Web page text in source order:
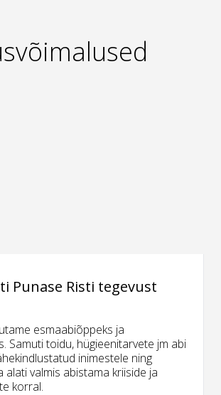
Punase Risti tegevust
esmaabiõppeks ja
Samuti toidu, hügieenitarvete jm abi
inimestele ning
alati valmis abistama kriiside ja
korral.